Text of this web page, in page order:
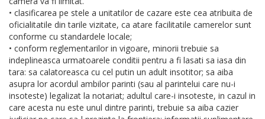
• clasificarea pe stele a unitatilor de cazare este cea atribuita de
oficialitatile din tarile vizitate, ca atare facilitatile camerelor sunt
conforme cu standardele locale;
• conform reglementarilor in vigoare, minorii trebuie sa
indeplineasca urmatoarele conditii pentru a fi lasati sa iasa din
tara: sa calatoreasca cu cel putin un adult insotitor; sa aiba
asupra lor acordul ambilor parinti (sau al parintelui care nu-i
insoteste) legalizat la notariat; adultul care-i insoteste, in cazul in
care acesta nu este unul dintre parinti, trebuie sa aiba cazier